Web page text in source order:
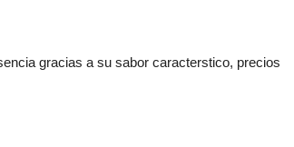
gracias a su sabor caracterstico, precios